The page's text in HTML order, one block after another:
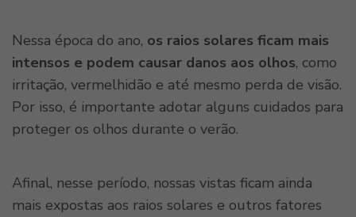
Nessa época do ano, os raios solares ficam mais
intensos e podem causar danos aos olhos, como
irritação, vermelhidão e até mesmo perda de visão.
Por isso, é importante adotar alguns cuidados para
proteger os olhos durante o verão.
Afinal, nesse período, nossas vistas ficam ainda
mais expostas aos raios solares e outros fatores